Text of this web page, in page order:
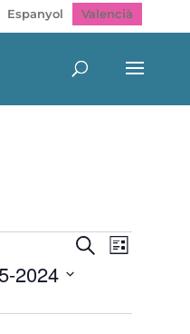
Espanyol Valencià
Navegació
visual
i
Cerca
de
Llista
2024